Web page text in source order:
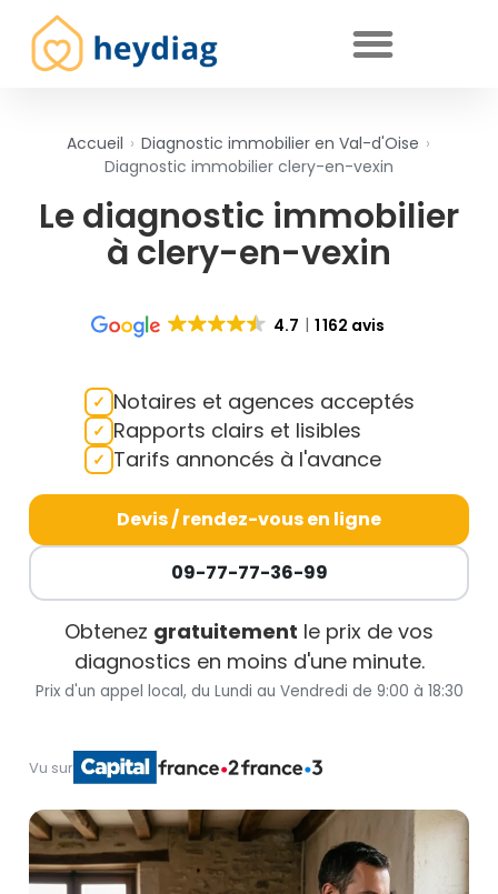
Accueil › Diagnostic immobilier en Val-d'Oise ›
Diagnostic immobilier clery-en-vexin
Le diagnostic immobilier
à clery-en-vexin
4.7 1 162 avis
Notaires et agences acceptés
Rapports clairs et lisibles
Tarifs annoncés à l'avance
Devis / rendez-vous en ligne
09-77-77-36-99
Obtenez gratuitement le prix de vos
diagnostics en moins d'une minute.
Prix d'un appel local, du Lundi au Vendredi de 9:00 à 18:30
Vu sur